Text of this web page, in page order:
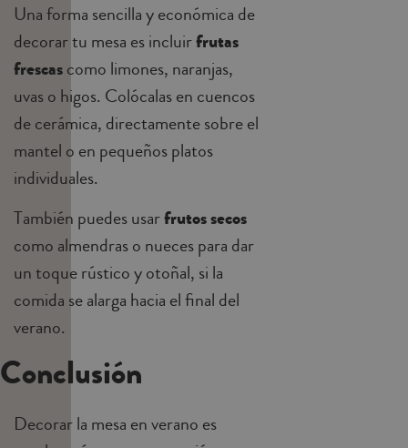
Una forma sencilla y económica de
decorar tu mesa es incluirfrutas
frescascomo limones, naranjas,
uvas o higos. Colócalas en cuencos
de cerámica, directamente sobre el
mantel o en pequeños platos
individuales.
También puedes usarfrutos secos
como almendras o nueces para dar
un toque rústico y otoñal, si la
comida se alarga hacia el final del
verano.
Conclusión
Decorar la mesa en verano es